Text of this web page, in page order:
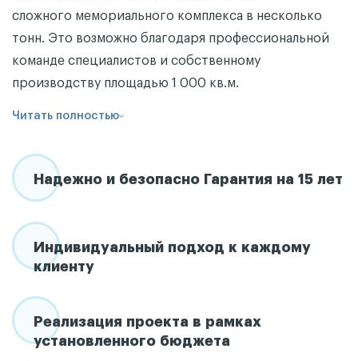
сложного мемориального комплекса в несколько
тонн. Это возможно благодаря профессиональной
команде специалистов и собственному
производству площадью 1 000 кв.м.
Читать полностью
Надежно и безопасно Гарантия на 15 лет
Индивидуальный подход к каждому
клиенту
Реализация проекта в рамках
установленного бюджета